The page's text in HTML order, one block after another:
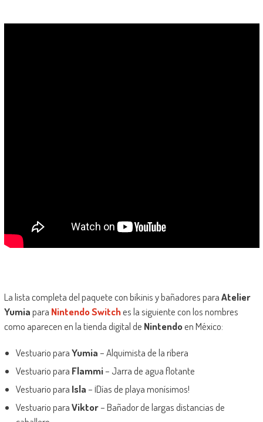
La lista completa del paquete con bikinis y bañadores paraAtelier
Yumiapara Nintendo Switches la siguiente con los nombres
como aparecen en la tienda digital de Nintendoen México:
Vestuario paraYumia– Alquimista de la ribera
Vestuario para Flammi– Jarra de agua flotante
Vestuario para Isla– ¡Días de playa monísimos!
Vestuario paraViktor– Bañador de largas distancias de